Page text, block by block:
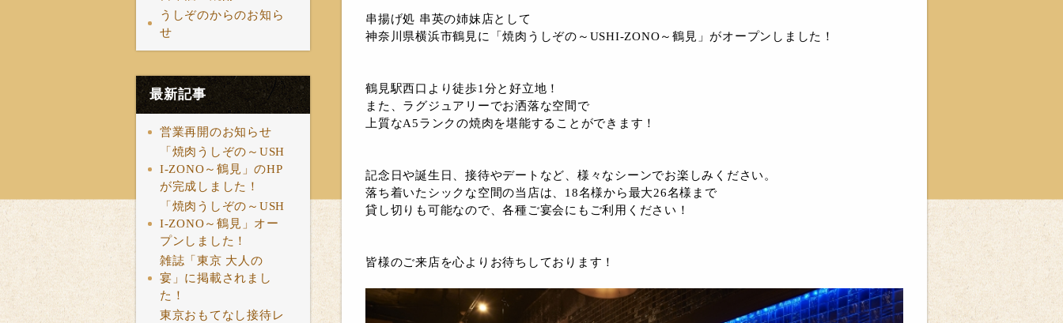
うしぞのからのお知ら
せ
最新記事
営業再開のお知らせ
「焼肉うしぞの～USH
I‐ZONO～鶴見」のHP
が完成しました！
「焼肉うしぞの～USH
I‐ZONO～鶴見」オー
プンしました！
雑誌「東京 大人の
宴」に掲載されまし
た！
東京おもてなし接待レ
串揚げ処 串英の姉妹店として
神奈川県横浜市鶴見に「焼肉うしぞの～USHI‐ZONO～鶴見」がオープンしました！
鶴見駅西口より徒歩1分と好立地！
また、ラグジュアリーでお洒落な空間で
上質なA5ランクの焼肉を堪能することができます！
記念日や誕生日、接待やデートなど、様々なシーンでお楽しみください。
落ち着いたシックな空間の当店は、18名様から最大26名様まで
貸し切りも可能なので、各種ご宴会にもご利用ください！
皆様のご来店を心よりお待ちしております！